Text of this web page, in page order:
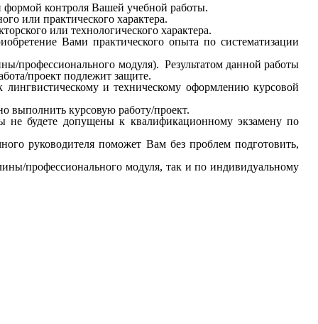
формой контроля Вашей учебной работы.
или практического характера.
или технологического характера.
Вами практического опыта по систематизации
профессионального модуля). Результатом данной работы
проект подлежит защите.
и техническому оформлению курсовой
выполнить курсовую работу/проект.
не будете допущены к квалификационному экзамену по
руководителя поможет Вам без проблем подготовить,
профессионального модуля, так и по индивидуальному